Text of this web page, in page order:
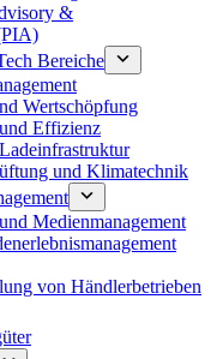
&
Bereiche
Wertschöpfung
Effizienz
und Klimatechnik
Medienmanagement
von Händlerbetrieben